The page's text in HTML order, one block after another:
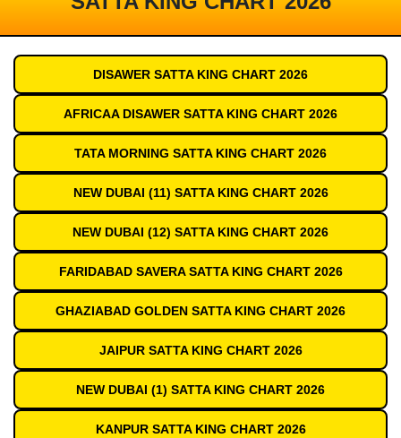
DISAWER SATTA KING CHART 2026
AFRICAA DISAWER SATTA KING CHART 2026
TATA MORNING SATTA KING CHART 2026
NEW DUBAI (11) SATTA KING CHART 2026
NEW DUBAI (12) SATTA KING CHART 2026
FARIDABAD SAVERA SATTA KING CHART 2026
GHAZIABAD GOLDEN SATTA KING CHART 2026
JAIPUR SATTA KING CHART 2026
NEW DUBAI (1) SATTA KING CHART 2026
KANPUR SATTA KING CHART 2026